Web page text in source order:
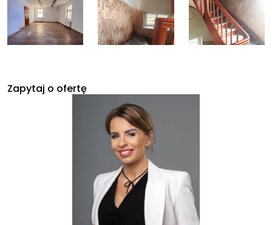
Zapytaj o ofertę